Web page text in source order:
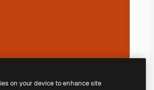
on your device to enhance site